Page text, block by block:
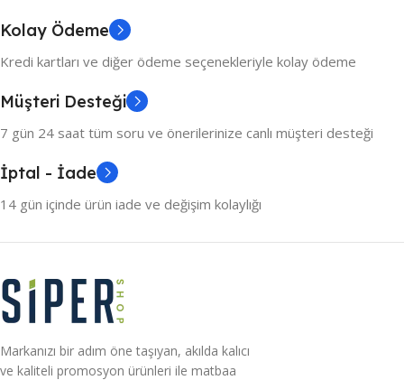
Kolay Ödeme
Kredi kartları ve diğer ödeme seçenekleriyle kolay ödeme
Müşteri Desteği
7 gün 24 saat tüm soru ve önerilerinize canlı müşteri desteği
İptal - İade
14 gün içinde ürün iade ve değişim kolaylığı
Markanızı bir adım öne taşıyan, akılda kalıcı
ve kaliteli promosyon ürünleri ile matbaa